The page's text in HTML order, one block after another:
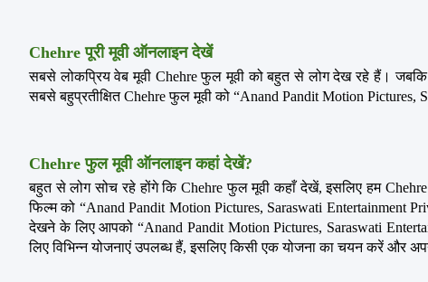
Chehre पूरी मूवी ऑनलाइन देखें
सबसे लोकप्रिय वेब मूवी Chehre फुल मूवी को बहुत से लोग देख रहे हैं।
सबसे बहुप्रतीक्षित Chehre फुल मूवी को “Anand Pandit Motion
Chehre फुल मूवी ऑनलाइन कहां देखें?
बहुत से लोग सोच रहे होंगे कि Chehre फुल मूवी कहाँ देखें, इसलिए हम
फिल्म को “Anand Pandit Motion Pictures, Saraswati Entertainment
देखने के लिए आपको “Anand Pandit Motion Pictures, Saraswati
लिए विभिन्न योजनाएं उपलब्ध हैं, इसलिए किसी एक योजना का चयन करें और